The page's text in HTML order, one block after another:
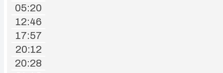
05:20
12:46
17:57
20:12
20:28